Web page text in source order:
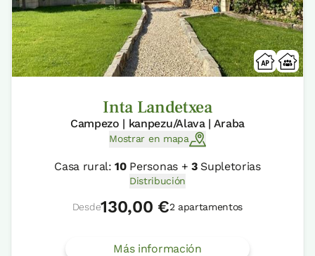
Inta Landetxea
Campezo | kanpezu/Alava | Araba
Mostrar en mapa
Casa rural:10Personas + 3Supletorias
Distribución
Desde130,00 €2 apartamentos
Más información